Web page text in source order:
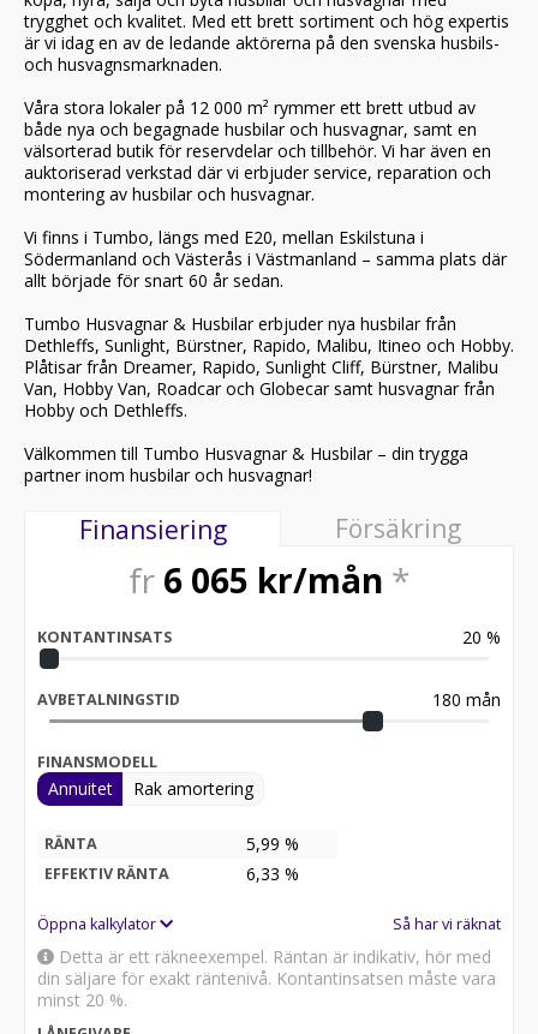
trygghet och kvalitet. Med ett brett sortiment och hög expertis
är vi idag en av de ledande aktörerna på den svenska husbils-
och husvagnsmarknaden.
Våra stora lokaler på 12 000 m² rymmer ett brett utbud av
både nya och begagnade husbilar och husvagnar, samt en
välsorterad butik för reservdelar och tillbehör. Vi har även en
auktoriserad verkstad där vi erbjuder service, reparation och
montering av husbilar och husvagnar.
Vi finns i Tumbo, längs med E20, mellan Eskilstuna i
Södermanland och Västerås i Västmanland – samma plats där
allt började för snart 60 år sedan.
Tumbo Husvagnar & Husbilar erbjuder nya husbilar från
Dethleffs, Sunlight, Bürstner, Rapido, Malibu, Itineo och Hobby.
Plåtisar från Dreamer, Rapido, Sunlight Cliff, Bürstner, Malibu
Van, Hobby Van, Roadcar och Globecar samt husvagnar från
Hobby och Dethleffs.
Välkommen till Tumbo Husvagnar & Husbilar – din trygga
partner inom husbilar och husvagnar!
Finansiering Försäkring
fr 6 065 kr/mån *
KONTANTINSATS 20 %
AVBETALNINGSTID 180 mån
FINANSMODELL
Annuitet Rak amortering
RÄNTA 5,99 %
EFFEKTIV RÄNTA 6,33 %
Öppna kalkylator Så har vi räknat
Detta är ett räkneexempel. Räntan är indikativ, hör med
din säljare för exakt räntenivå. Kontantinsatsen måste vara
minst 20 %.